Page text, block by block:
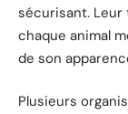
sécurisant. Leur
chaque animal
de son
Plusieurs